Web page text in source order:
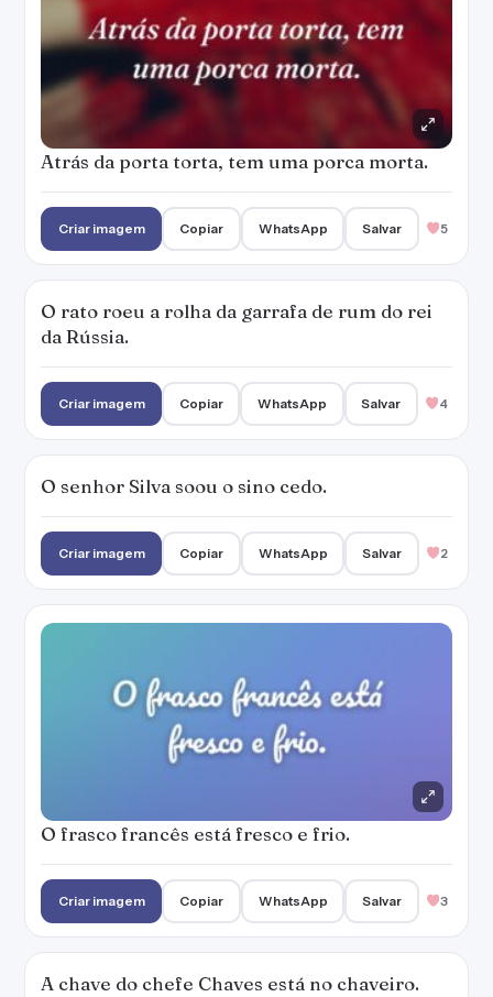
Atrás da porta torta, tem uma porca morta.
Criar imagem Copiar WhatsApp Salvar 5
O rato roeu a rolha da garrafa de rum do rei
da Rússia.
Criar imagem Copiar WhatsApp Salvar 4
O senhor Silva soou o sino cedo.
Criar imagem Copiar WhatsApp Salvar 2
O frasco francês está fresco e frio.
Criar imagem Copiar WhatsApp Salvar 3
A chave do chefe Chaves está no chaveiro.